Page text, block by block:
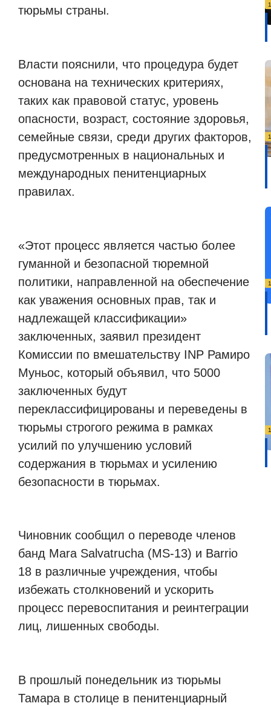
тюрьмы страны.
Власти пояснили, что процедура будет
основана на технических критериях,
таких как правовой статус, уровень
опасности, возраст, состояние здоровья,
семейные связи, среди других факторов,
предусмотренных в национальных и
международных пенитенциарных
правилах.
«Этот процесс является частью более
гуманной и безопасной тюремной
политики, направленной на обеспечение
как уважения основных прав, так и
надлежащей классификации»
заключенных, заявил президент
Комиссии по вмешательству INP Рамиро
Муньос, который объявил, что 5000
заключенных будут
переклассифицированы и переведены в
тюрьмы строгого режима в рамках
усилий по улучшению условий
содержания в тюрьмах и усилению
безопасности в тюрьмах.
Чиновник сообщил о переводе членов
банд Mara Salvatrucha (MS-13) и Barrio
18 в различные учреждения, чтобы
избежать столкновений и ускорить
процесс перевоспитания и реинтеграции
лиц, лишенных свободы.
В прошлый понедельник из тюрьмы
Тамара в столице в пенитенциарный